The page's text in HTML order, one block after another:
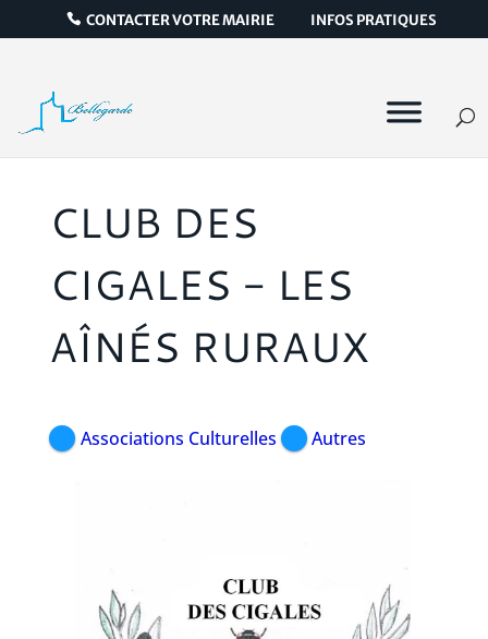
CONTACTER VOTRE MAIRIE INFOS PRATIQUES
CLUB DES
CIGALES - LES
AÎNÉS RURAUX
Associations Culturelles Autres